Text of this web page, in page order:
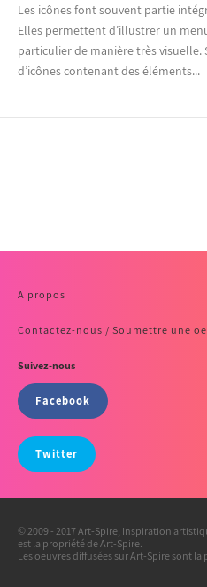
Les icônes font souvent partie
Elles permettent d’illustrer un
particulier de manière très visuelle.
d’icônes contenant des éléments...
A propos
Contactez-nous / Soumettre une
Suivez-nous
Facebook
Twitter
© 2009 - 2017 Art-Spire, Inspiration
est la propriété de Art-Spire.
Les oeuvres diffusées sur Art-Spire sont